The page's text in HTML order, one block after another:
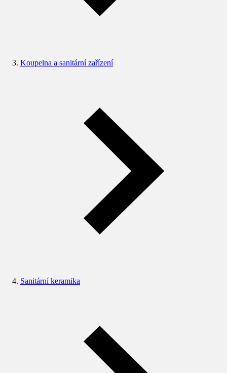
Koupelna a sanitární zařízení
Sanitární keramika